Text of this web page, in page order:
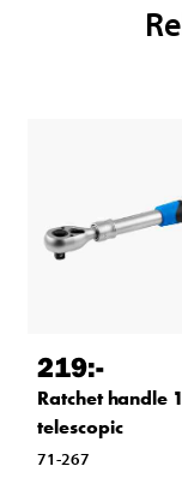
219:-
Ratchet handle
telescopic
71-267